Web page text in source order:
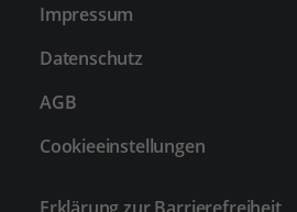
Impressum
Datenschutz
AGB
Cookieeinstellungen